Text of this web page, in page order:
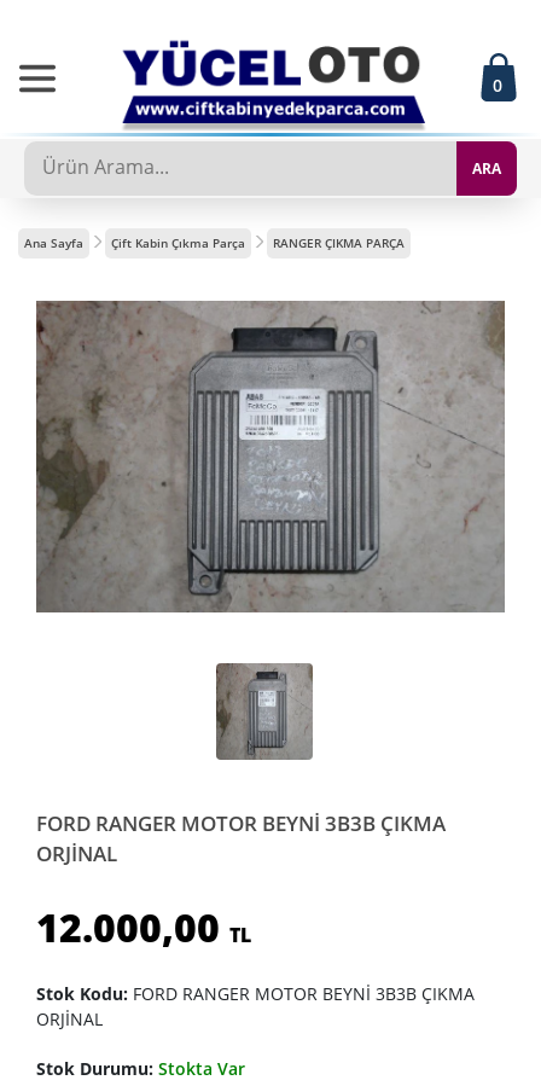
0
ARA
Ana Sayfa Çift Kabin Çıkma Parça RANGER ÇIKMA PARÇA
FORD RANGER MOTOR BEYNİ 3B3B ÇIKMA
ORJİNAL
12.000,00 TL
Stok Kodu: FORD RANGER MOTOR BEYNİ 3B3B ÇIKMA
ORJİNAL
Stok Durumu: Stokta Var